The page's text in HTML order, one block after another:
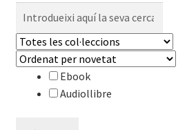
Ebook
Audiollibre